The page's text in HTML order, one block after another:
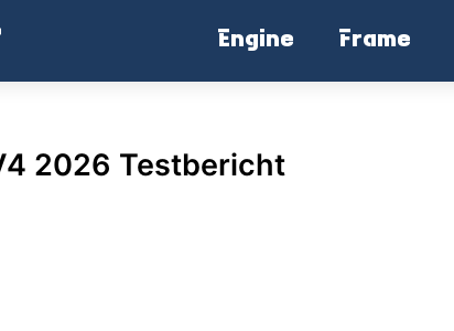
Engine Frame
2026 Testbericht